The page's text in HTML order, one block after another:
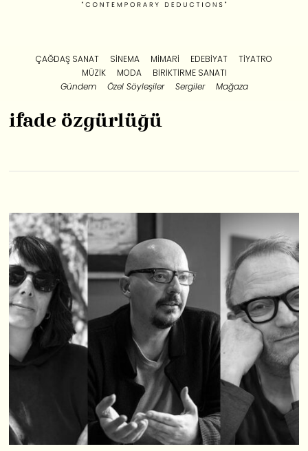
ÇAĞDAŞ SANAT SINEMA MIMARI EDEBIYAT
TIYATRO
MÜZIK
MODA
BIRIKTIRME SANATI
Gündem
Özel Söyleşiler Sergiler Mağaza
ifade özgürlüğü